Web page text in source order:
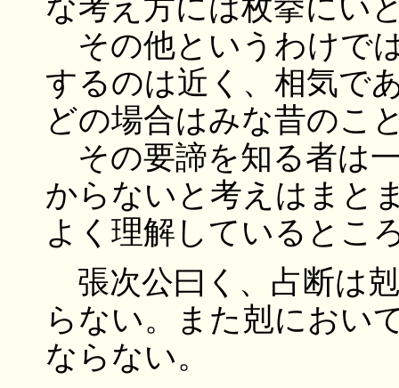
な考え方には枚挙にい
その他というわけで
するのは近く、相気で
どの場合はみな昔のこ
その要諦を知る者は
からないと考えはまと
よく理解しているとこ
張次公曰く、占断は
らない。また剋におい
ならない。